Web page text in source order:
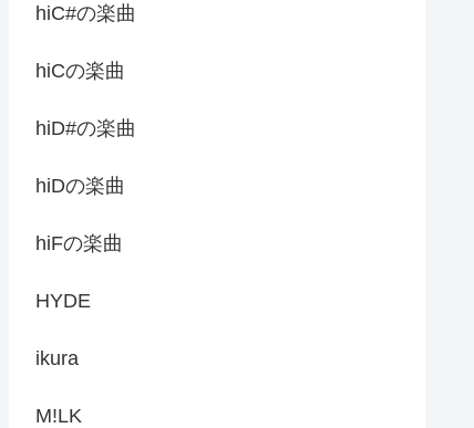
hiC#の楽曲
hiCの楽曲
hiD#の楽曲
hiDの楽曲
hiFの楽曲
HYDE
ikura
M!LK